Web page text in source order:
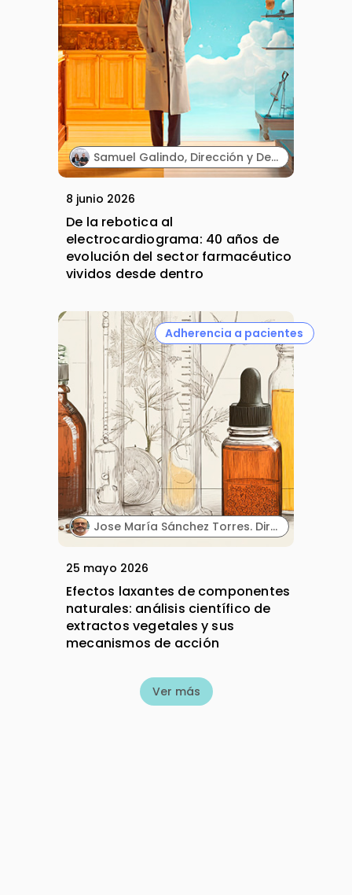
Samuel Galindo, Dirección y Desarrollo de Negocio, y Carmen Galindo, Dirección y Estrategia. Galifarma.
8 junio 2026
De la rebotica al
electrocardiograma: 40 años de
evolución del sector farmacéutico
vividos desde dentro
Adherencia a pacientes
Jose María Sánchez Torres. Director Científico. Biowise Pharmaceuticals.
25 mayo 2026
Efectos laxantes de componentes
naturales: análisis científico de
extractos vegetales y sus
mecanismos de acción
Ver más